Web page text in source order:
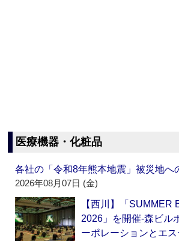
医療機器・化粧品
各社の「令和8年熊本地震」被災地へ
2026年08月07日 (金)
【西川】「SUMMER
2026」を開催‐森ビル
ーポレーションとエ